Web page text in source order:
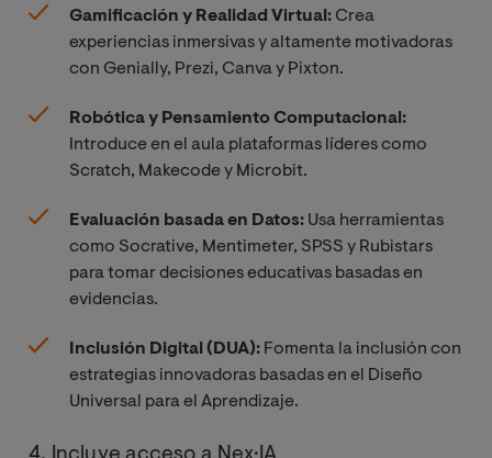
Gamificación y Realidad Virtual: Crea
experiencias inmersivas y altamente motivadoras
con Genially, Prezi, Canva y Pixton.
Robótica y Pensamiento Computacional:
Introduce en el aula plataformas líderes como
Scratch, Makecode y Microbit.
Evaluación basada en Datos: Usa herramientas
como Socrative, Mentimeter, SPSS y Rubistars
para tomar decisiones educativas basadas en
evidencias.
Inclusión Digital (DUA): Fomenta la inclusión con
estrategias innovadoras basadas en el Diseño
Universal para el Aprendizaje.